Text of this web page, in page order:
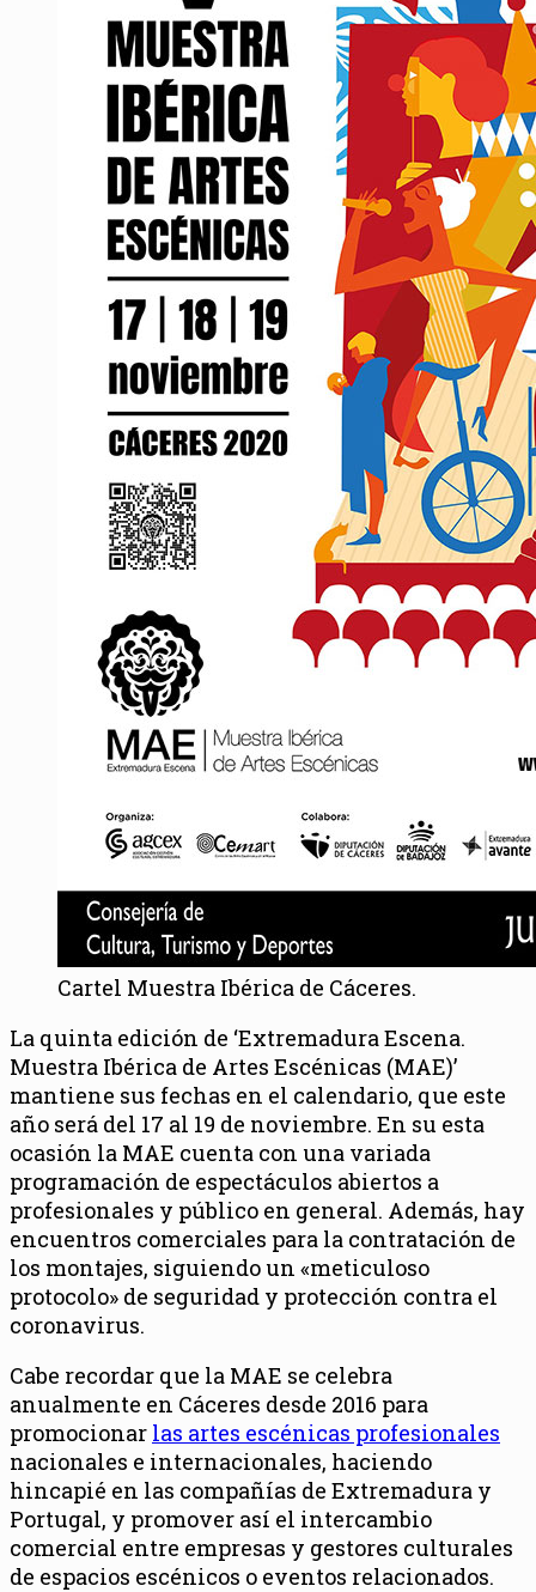
Cartel Muestra Ibérica de Cáceres.
La quinta edición de ‘Extremadura Escena.
Muestra Ibérica de Artes Escénicas (MAE)’
mantiene sus fechas en el calendario, que este
año será del 17 al 19 de noviembre. En su esta
ocasión la MAE cuenta con una variada
programación de espectáculos abiertos a
profesionales y público en general. Además, hay
encuentros comerciales para la contratación de
los montajes, siguiendo un «meticuloso
protocolo» de seguridad y protección contra el
coronavirus.
Cabe recordar que la MAE se celebra
anualmente en Cáceres desde 2016 para
promocionar las artes escénicas profesionales
nacionales e internacionales, haciendo
hincapié en las compañías de Extremadura y
Portugal, y promover así el intercambio
comercial entre empresas y gestores culturales
de espacios escénicos o eventos relacionados.